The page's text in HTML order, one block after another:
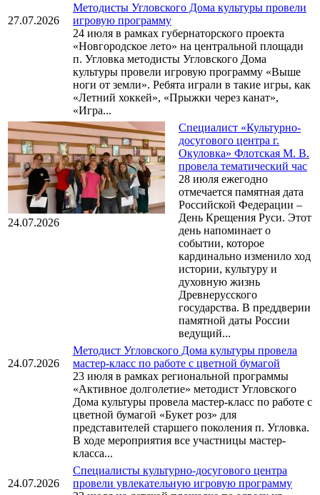
27.07.2026
Методисты Угловского Дома культуры провели
игровую программу
24 июля в рамках губернаторского проекта
«Новгородское лето» на центральной площади
п. Угловка методисты Угловского Дома
культуры провели игровую программу «Выше
ноги от земли». Ребята играли в такие игры, как
«Летний хоккей», «Прыжки через канат»,
«Игра...
24.07.2026
Специалист «Культурно-
досугового центра г.
Окуловка» Флотская М. В.
провела тематический час
28 июля ежегодно
отмечается памятная дата
Российской Федерации –
День Крещения Руси. Этот
день напоминает о
событии, которое
кардинально изменило ход
истории, культуру и
духовную жизнь
Древнерусского
государства. В преддверии
памятной даты России
ведущий...
24.07.2026
Методист Угловского Дома культуры провела
мастер-класс по работе с цветной бумагой
23 июля в рамках региональной программы
«Активное долголетие» методист Угловского
Дома культуры провела мастер-класс по работе с
цветной бумагой «Букет роз» для
представителей старшего поколения п. Угловка.
В ходе мероприятия все участницы мастер-
класса...
24.07.2026
Специалисты культурно-досугового центра
провели увлекательную игровую программу